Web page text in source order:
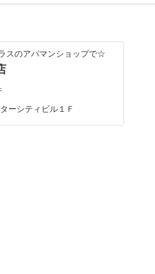
スのアパマンショップで☆
ーシティビル１Ｆ